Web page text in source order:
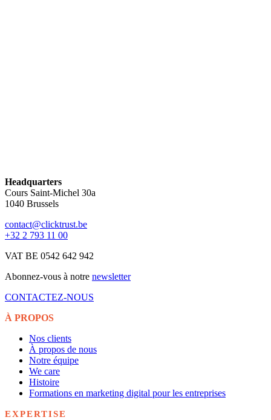
Headquarters
Cours Saint-Michel 30a
1040 Brussels
contact@clicktrust.be
+32 2 793 11 00
VAT BE 0542 642 942
Abonnez-vous à notre newsletter
CONTACTEZ-NOUS
À PROPOS
Nos clients
À propos de nous
Notre équipe
We care
Histoire
Formations en marketing digital pour les entreprises
EXPERTISE